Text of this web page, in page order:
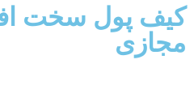
کیف پول سخت
مجازی